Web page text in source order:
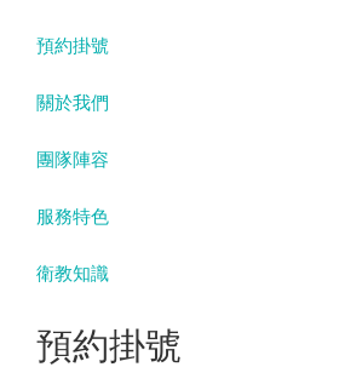
預約掛號
關於我們
團隊陣容
服務特色
衛教知識
預約掛號